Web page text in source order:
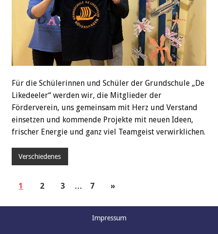
Für die Schülerinnen und Schüler der Grundschule „De
Likedeeler“ werden wir, die Mitglieder der
Förderverein, uns gemeinsam mit Herz und Verstand
einsetzen und kommende Projekte mit neuen Ideen,
frischer Energie und ganz viel Teamgeist verwirklichen.
Verschiedenes
1 2 3 … 7 »
Impressum